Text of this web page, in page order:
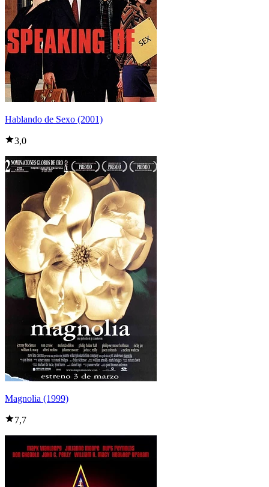
Hablando de Sexo (2001)
3,0
Magnolia (1999)
7,7